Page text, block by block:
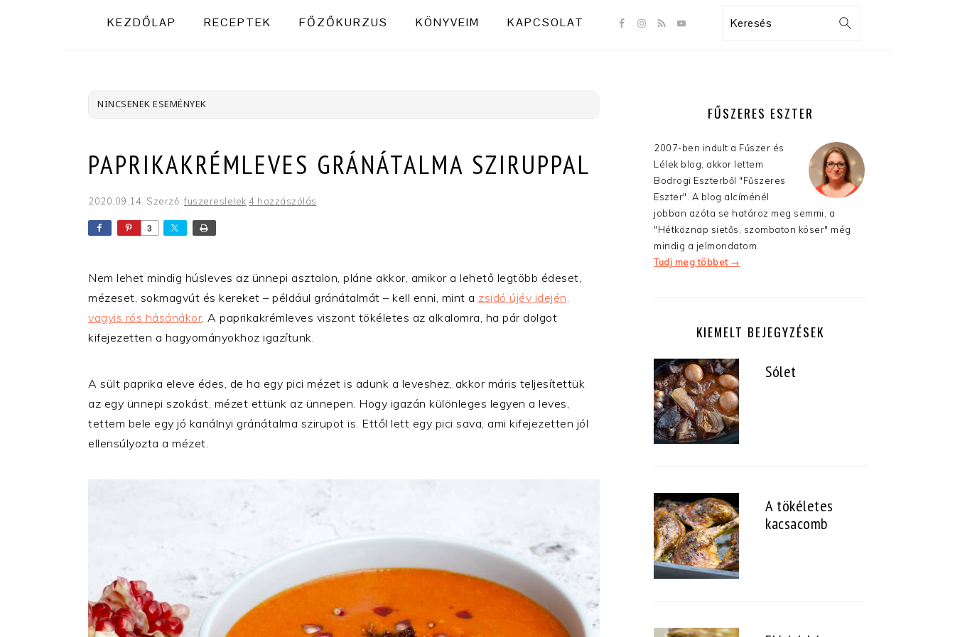
KEZDŐLAP RECEPTEK FŐZŐKURZUS KÖNYVEIM KAPCSOLAT
NAVIGATION
Search
NINCSENEK ESEMÉNYEK
PAPRIKAKRÉMLEVES GRÁNÁTALMA SZIRUPPAL
2020.09.14. Szerző: fuszereslelek 4 hozzászólás
3
Nem lehet mindig húsleves az ünnepi asztalon, pláne akkor, amikor a lehető legtöbb édeset,
mézeset, sokmagvút és kereket – például gránátalmát – kell enni, mint a zsidó újév idején,
vagyis rós hásánákor. A paprikakrémleves viszont tökéletes az alkalomra, ha pár dolgot
kifejezetten a hagyományokhoz igazítunk.
A sült paprika eleve édes, de ha egy pici mézet is adunk a leveshez, akkor máris teljesítettük
az egy ünnepi szokást, mézet ettünk az ünnepen. Hogy igazán különleges legyen a leves,
tettem bele egy jó kanálnyi gránátalma szirupot is. Ettől lett egy pici sava, ami kifejezetten jól
ellensúlyozta a mézet.
OLDALSÁVFŰSZERES ESZTER
2007-ben indult a Fűszer és
Lélek blog, akkor lettem
Bodrogi Eszterből "Fűszeres
Eszter". A blog alcíménél
jobban azóta se határoz meg semmi, a
"Hétköznap sietős, szombaton kóser" még
mindig a jelmondatom.
Tudj meg többet →
KIEMELT BEJEGYZÉSEK
Sólet
A tökéletes
kacsacomb